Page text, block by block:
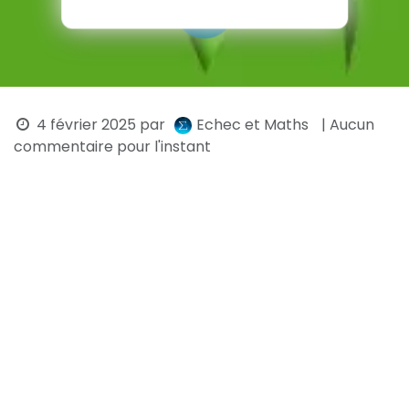
4 février 2025 par Echec et Maths
| Aucun
commentaire pour l'instant